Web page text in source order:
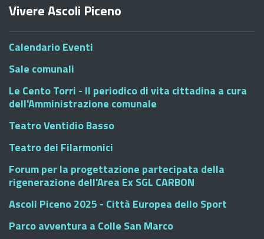
Vivere Ascoli Piceno
Calendario Eventi
Sale comunali
Le Cento Torri - Il periodico di vita cittadina a cura
dell'Amministrazione comunale
Teatro Ventidio Basso
Teatro dei Filarmonici
Forum per la progettazione partecipata della
rigenerazione dell'Area Ex SGL CARBON
Ascoli Piceno 2025 - Città Europea dello Sport
Parco avventura a Colle San Marco